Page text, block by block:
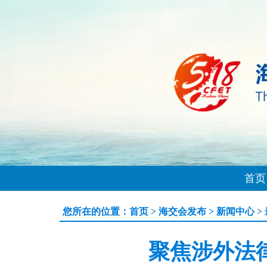
首页
您所在的位置： 首页 > 海交会发布 > 新闻中心>
聚焦涉外法